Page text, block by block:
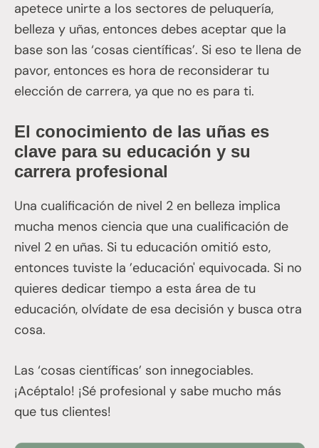
apetece unirte a los sectores de peluquería,
belleza y uñas, entonces debes aceptar que la
base son las ‘cosas científicas’. Si eso te llena de
pavor, entonces es hora de reconsiderar tu
elección de carrera, ya que no es para ti.
El conocimiento de las uñas es
clave para su educación y su
carrera profesional
Una cualificación de nivel 2 en belleza implica
mucha menos ciencia que una cualificación de
nivel 2 en uñas. Si tu educación omitió esto,
entonces tuviste la ’educación' equivocada. Si no
quieres dedicar tiempo a esta área de tu
educación, olvídate de esa decisión y busca otra
cosa.
Las ‘cosas científicas’ son innegociables.
¡Acéptalo! ¡Sé profesional y sabe mucho más
que tus clientes!